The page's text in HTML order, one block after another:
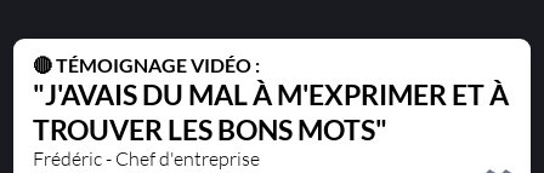
🔴 TÉMOIGNAGE VIDÉO :
"J'AVAIS DU MAL À M'EXPRIMER ET À
TROUVER LES BONS MOTS"
Frédéric - Chef d'entreprise